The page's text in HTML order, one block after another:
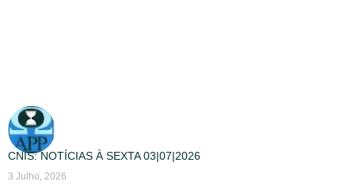
CNIS: NOTÍCIAS À SEXTA 03|07|2026
3 Julho, 2026